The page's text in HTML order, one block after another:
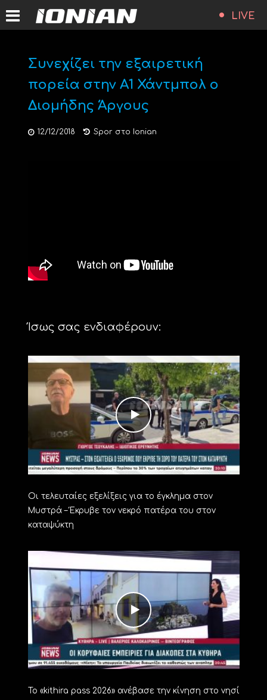
LIVE
Συνεχίζει την εξαιρετική
πορεία στην Α1 Χάντμπολ ο
Διομήδης Άργους
12/12/2018 Spor στο Ionian
Ίσως σας ενδιαφέρουν:
Οι τελευταίες εξελίξεις για το έγκλημα στον
Μυστρά – Έκρυβε τον νεκρό πατέρα του στον
καταψύκτη
Το «kithira pass 2026» ανέβασε την κίνηση στο νησί